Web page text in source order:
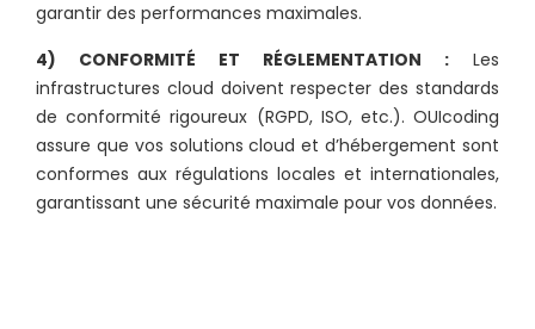
garantir des performances maximales.
4) CONFORMITÉ ET RÉGLEMENTATION : Les
infrastructures cloud doivent respecter des standards
de conformité rigoureux (RGPD, ISO, etc.). OUIcoding
assure que vos solutions cloud et d’hébergement sont
conformes aux régulations locales et internationales,
garantissant une sécurité maximale pour vos données.